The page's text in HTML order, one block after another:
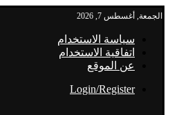
الجمعة, أغسطس 7, 2026
سياسة الاستخدام
اتفاقية الاستخدام
عن الموقع
Login/Register